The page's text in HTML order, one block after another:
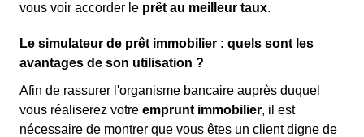
vous voir accorder le prêt au meilleur taux.
Le simulateur de prêt immobilier : quels sont les
avantages de son utilisation ?
Afin de rassurer l'organisme bancaire auprès duquel
vous réaliserez votre emprunt immobilier, il est
nécessaire de montrer que vous êtes un client digne de